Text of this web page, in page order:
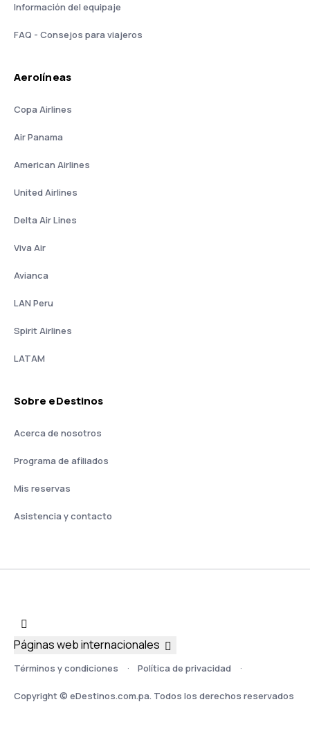
Información del equipaje
FAQ - Consejos para viajeros
Aerolíneas
Copa Airlines
Air Panama
American Airlines
United Airlines
Delta Air Lines
Viva Air
Avianca
LAN Peru
Spirit Airlines
LATAM
Sobre eDestinos
Acerca de nosotros
Programa de afiliados
Mis reservas
Asistencia y contacto
Términos y condiciones Política de privacidad
Copyright © eDestinos.com.pa. Todos los derechos reservados
Páginas web internacionales